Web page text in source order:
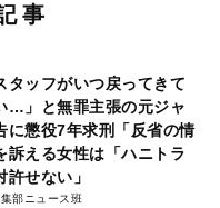
事
タッフがいつ戻ってきて
…」と無罪主張の元ジャ
に懲役7年求刑「反省の情
訴える女性は「ハニトラ
せない」
部ニュース班